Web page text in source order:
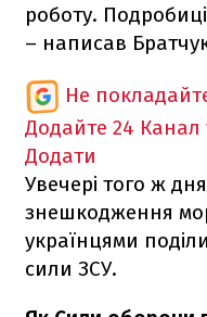
роботу.
– написав
Не
Додайте 24 Канал
Додати
Увечері того ж
знешкодження
українцями
сили ЗСУ.